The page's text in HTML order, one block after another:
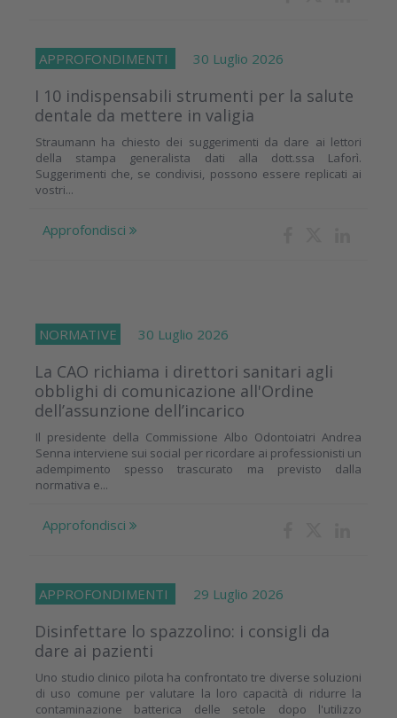
APPROFONDIMENTI 30 Luglio 2026
I 10 indispensabili strumenti per la salute
dentale da mettere in valigia
Straumann ha chiesto dei suggerimenti da dare ai lettori
della stampa generalista dati alla dott.ssa Laforì.
Suggerimenti che, se condivisi, possono essere replicati ai
vostri...
Approfondisci
NORMATIVE 30 Luglio 2026
La CAO richiama i direttori sanitari agli
obblighi di comunicazione all'Ordine
dell’assunzione dell’incarico
Il presidente della Commissione Albo Odontoiatri Andrea
Senna interviene sui social per ricordare ai professionisti un
adempimento spesso trascurato ma previsto dalla
normativa e...
Approfondisci
APPROFONDIMENTI 29 Luglio 2026
Disinfettare lo spazzolino: i consigli da
dare ai pazienti
Uno studio clinico pilota ha confrontato tre diverse soluzioni
di uso comune per valutare la loro capacità di ridurre la
contaminazione batterica delle setole dopo l'utilizzo